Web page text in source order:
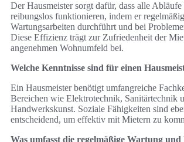
Der Hausmeister sorgt dafür, dass alle
reibungslos funktionieren, indem er
Wartungsarbeiten durchführt und bei
Diese Effizienz trägt zur Zufriedenheit der
angenehmen Wohnumfeld bei.
Welche Kenntnisse sind für einen
Ein Hausmeister benötigt umfangreiche
Bereichen wie Elektrotechnik, Sanitärtechnik
Handwerkskunst. Soziale Fähigkeiten sind
entscheidend, um effektiv mit Mietern zu
Was umfasst die regelmäßige Wartung